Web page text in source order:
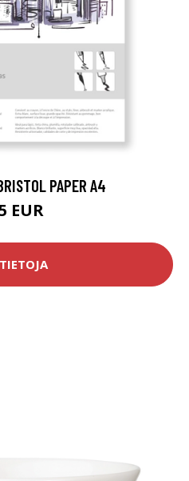
PAPER A4
EUR